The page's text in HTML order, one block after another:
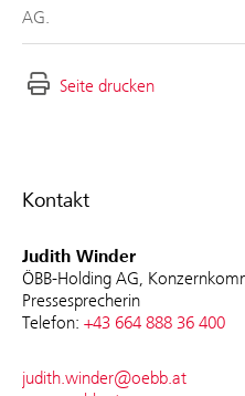
Kontakt
Judith Winder
ÖBB-Holding AG,
Pressesprecherin
Telefon: +43 664 888 36 400
judith.winder@oebb.at
AG.
Seite drucken